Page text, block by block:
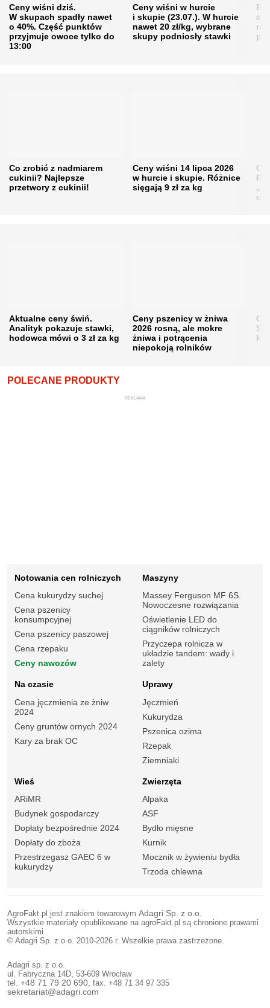
Ceny wiśni dziś.
W skupach spadły nawet
o 40%. Część punktów
przyjmuje owoce tylko do
13:00
Ceny wiśni w hurcie
i skupie (23.07.). W hurcie
nawet 20 zł/kg, wybrane
skupy podniosły stawki
Co zrobić z nadmiarem
cukinii? Najlepsze
przetwory z cukinii!
Ceny wiśni 14 lipca 2026
w hurcie i skupie. Różnice
sięgają 9 zł za kg
Aktualne ceny świń.
Analityk pokazuje stawki,
hodowca mówi o 3 zł za kg
Ceny pszenicy w żniwa
2026 rosną, ale mokre
żniwa i potrącenia
niepokoją rolników
POLECANE PRODUKTY
REKLAMA
Notowania cen rolniczych
Cena kukurydzy suchej
Cena pszenicy
konsumpcyjnej
Cena pszenicy paszowej
Cena rzepaku
Ceny nawozów
Maszyny
Massey Ferguson MF 6S.
Nowoczesne rozwiązania
Oświetlenie LED do
ciągników rolniczych
Przyczepa rolnicza w
układzie tandem: wady i
zalety
Na czasie
Cena jęczmienia ze żniw
2024
Ceny gruntów ornych 2024
Kary za brak OC
Uprawy
Jęczmień
Kukurydza
Pszenica ozima
Rzepak
Ziemniaki
Wieś
ARiMR
Budynek gospodarczy
Dopłaty bezpośrednie 2024
Dopłaty do zboża
Przestrzegasz GAEC 6 w
kukurydzy
Zwierzęta
Alpaka
ASF
Bydło mięsne
Kurnik
Mocznik w żywieniu bydła
Trzoda chlewna
AgroFakt.pl jest znakiem towarowym Adagri Sp. z o.o.
Wszystkie materiały opublikowane na agroFakt.pl są chronione prawami
autorskimi
© Adagri Sp. z o.o. 2010-2026 r. Wszelkie prawa zastrzeżone.
Adagri sp. z o.o.
ul. Fabryczna 14D, 53-609 Wrocław
tel. +48 71 79 20 690, fax. +48 71 34 97 335
sekretariat@adagri.com